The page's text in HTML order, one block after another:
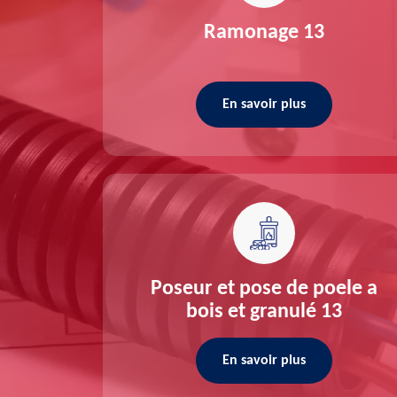
13
13
Ramonage 13
En savoir plus
Poseur et pose de poele a
bois et granulé 13
En savoir plus